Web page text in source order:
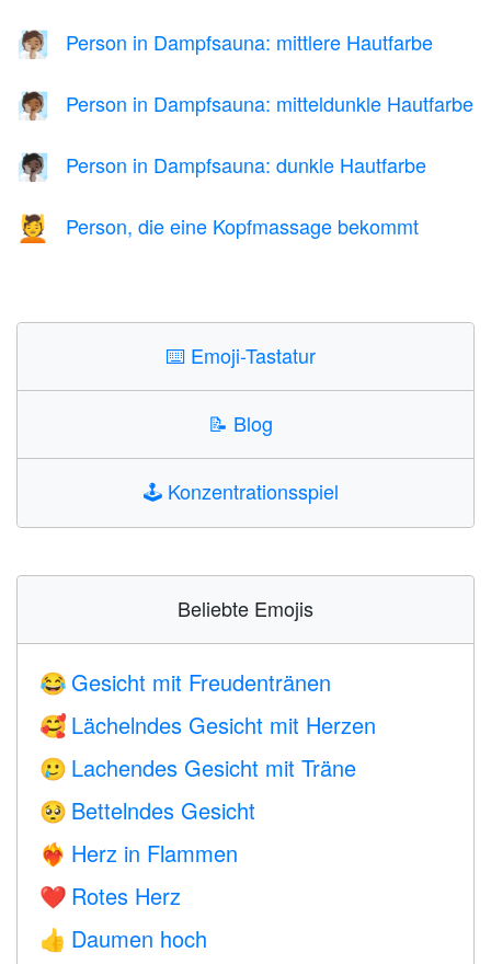
🧖🏽 Person in Dampfsauna: mittlere Hautfarbe
🧖🏾 Person in Dampfsauna: mitteldunkle Hautfarbe
🧖🏿 Person in Dampfsauna: dunkle Hautfarbe
💆 Person, die eine Kopfmassage bekommt
⌨️ Emoji-Tastatur
📝 Blog
🕹️ Konzentrationsspiel
Beliebte Emojis
😂 Gesicht mit Freudentränen
🥰 Lächelndes Gesicht mit Herzen
🥲 Lachendes Gesicht mit Träne
🥺 Bettelndes Gesicht
❤️‍🔥 Herz in Flammen
❤️ Rotes Herz
👍 Daumen hoch